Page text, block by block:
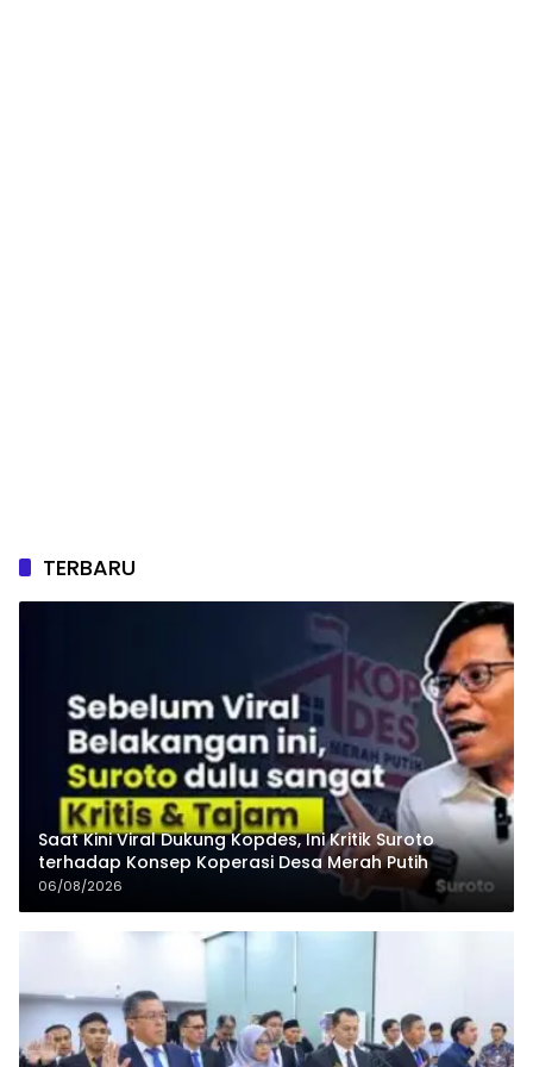
TERBARU
Saat Kini Viral Dukung Kopdes, Ini Kritik Suroto
terhadap Konsep Koperasi Desa Merah Putih
06/08/2026